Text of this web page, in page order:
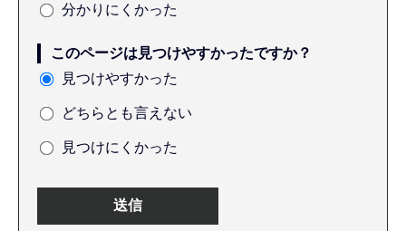
分かりにくかった
このページは見つけやすかったですか？
見つけやすかった
どちらとも言えない
見つけにくかった